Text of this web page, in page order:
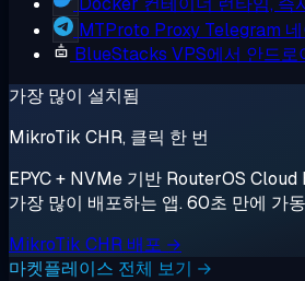
MTProto Proxy Telegram
BlueStacks VPS에서 안드로
가장 많이 설치됨
MikroTik CHR, 클릭 한 번
EPYC + NVMe 기반 RouterOS
가장 많이 배포하는 앱. 60초 만에 가
MikroTik CHR 배포 →
마켓플레이스 전체 보기 →